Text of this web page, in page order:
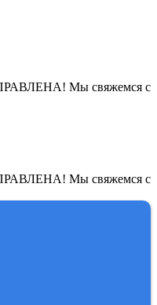
Мы свяжемся с
Мы свяжемся с